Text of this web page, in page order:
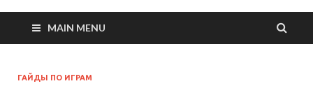
MAIN MENU
ГАЙДЫ ПО ИГРАМ